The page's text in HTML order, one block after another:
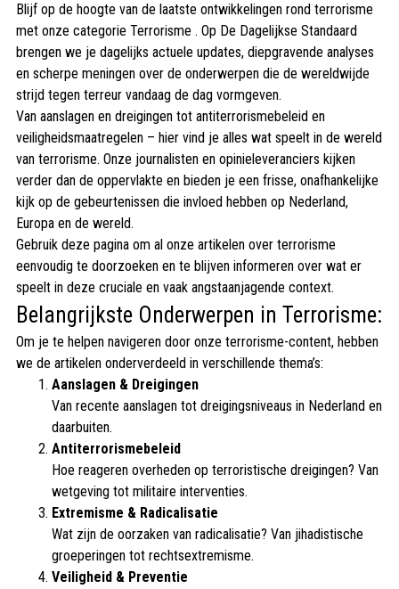
Blijf op de hoogte van de laatste ontwikkelingen rond terrorisme
met onze categorie Terrorisme . Op De Dagelijkse Standaard
brengen we je dagelijks actuele updates, diepgravende analyses
en scherpe meningen over de onderwerpen die de wereldwijde
strijd tegen terreur vandaag de dag vormgeven.
Van aanslagen en dreigingen tot antiterrorismebeleid en
veiligheidsmaatregelen – hier vind je alles wat speelt in de wereld
van terrorisme. Onze journalisten en opinieleveranciers kijken
verder dan de oppervlakte en bieden je een frisse, onafhankelijke
kijk op de gebeurtenissen die invloed hebben op Nederland,
Europa en de wereld.
Gebruik deze pagina om al onze artikelen over terrorisme
eenvoudig te doorzoeken en te blijven informeren over wat er
speelt in deze cruciale en vaak angstaanjagende context.
Belangrijkste Onderwerpen in Terrorisme:
Om je te helpen navigeren door onze terrorisme-content, hebben
we de artikelen onderverdeeld in verschillende thema’s:
Aanslagen & Dreigingen
Van recente aanslagen tot dreigingsniveaus in Nederland en
daarbuiten.
Antiterrorismebeleid
Hoe reageren overheden op terroristische dreigingen? Van
wetgeving tot militaire interventies.
Extremisme & Radicalisatie
Wat zijn de oorzaken van radicalisatie? Van jihadistische
groeperingen tot rechtsextremisme.
Veiligheid & Preventie